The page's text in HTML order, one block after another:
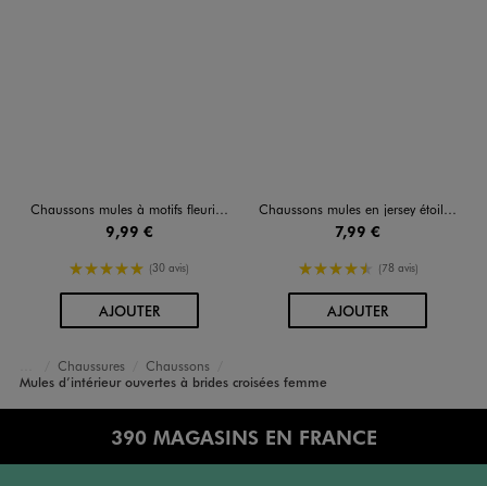
Chaussons mules à motifs fleuris semelle femme
9,99 €
5/5 de moyenne
(30 avis)
AJOUTERAU PANIER
Chaussons mules en jersey étoilé femme
7,99 €
4.5/5 de moyenne
(78 avis)
AJOUTERAU PANIER
Accueil
Femme
Chaussures
Chaussons
Mules d’intérieur ouvertes à brides croisées femme
390 MAGASINS EN FRANCE